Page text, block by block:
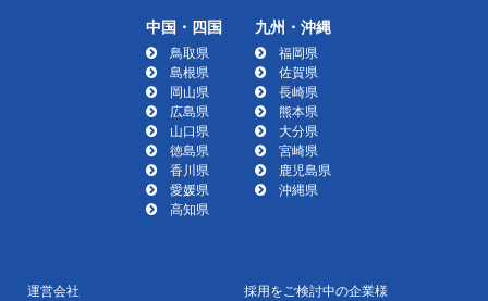
中国・四国
鳥取県
島根県
岡山県
広島県
山口県
徳島県
香川県
愛媛県
高知県
九州・沖縄
福岡県
佐賀県
長崎県
熊本県
大分県
宮崎県
鹿児島県
沖縄県
運営会社
採用をご検討中の企業様